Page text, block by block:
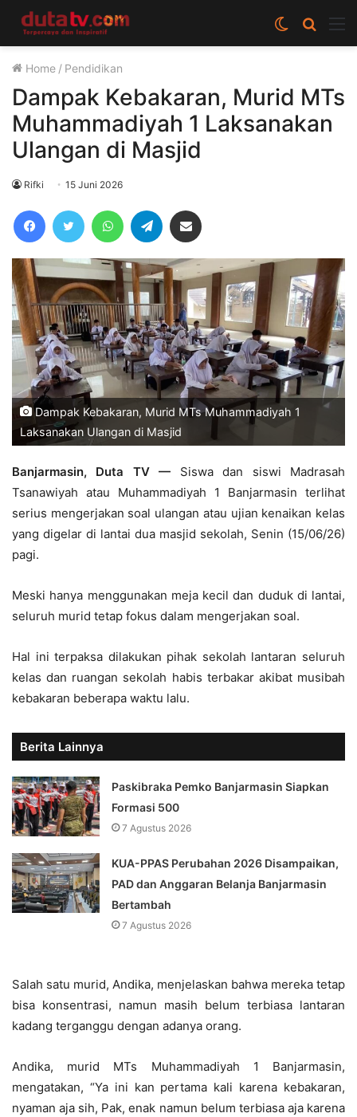
Cari
berita
Switch
skin
Home / Pendidikan
Dampak Kebakaran, Murid MTs
Muhammadiyah 1 Laksanakan
Ulangan di Masjid
Rifki 15 Juni 2026
FacebookTwitter WhatsAppTelegram
Dampak Kebakaran, Murid MTs Muhammadiyah 1
Laksanakan Ulangan di Masjid
Banjarmasin, Duta TV — Siswa dan siswi Madrasah
Tsanawiyah atau Muhammadiyah 1 Banjarmasin terlihat
serius mengerjakan soal ulangan atau ujian kenaikan kelas
yang digelar di lantai dua masjid sekolah, Senin (15/06/26)
pagi.
Meski hanya menggunakan meja kecil dan duduk di lantai,
seluruh murid tetap fokus dalam mengerjakan soal.
Hal ini terpaksa dilakukan pihak sekolah lantaran seluruh
kelas dan ruangan sekolah habis terbakar akibat musibah
kebakaran beberapa waktu lalu.
Berita Lainnya
Paskibraka Pemko Banjarmasin Siapkan
Formasi 500
7 Agustus 2026
KUA-PPAS Perubahan 2026 Disampaikan,
PAD dan Anggaran Belanja Banjarmasin
Bertambah
7 Agustus 2026
Salah satu murid, Andika, menjelaskan bahwa mereka tetap
bisa konsentrasi, namun masih belum terbiasa lantaran
kadang terganggu dengan adanya orang.
Andika, murid MTs Muhammadiyah 1 Banjarmasin,
mengatakan, “Ya ini kan pertama kali karena kebakaran,
nyaman aja sih, Pak, enak namun belum terbiasa aja karena